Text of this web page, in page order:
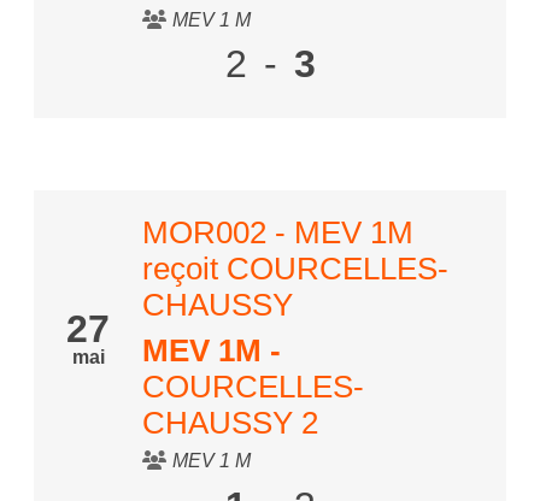
MEV 1 M
2 - 3
27
mai
MOR002 - MEV 1M
reçoit COURCELLES-
CHAUSSY
MEV 1M -
COURCELLES-
CHAUSSY 2
MEV 1 M